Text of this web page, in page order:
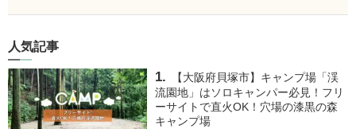
人気記事
【大阪府貝塚市】キャンプ場「渓
流園地」はソロキャンパー必見！フリ
ーサイトで直火OK！穴場の漆黒の森
キャンプ場